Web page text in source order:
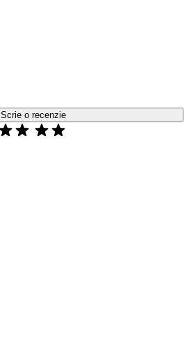
Scrie o recenzie